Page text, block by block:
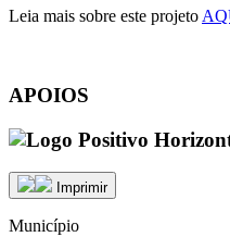
Leia mais sobre este projeto
APOIOS
Imprimir
Município